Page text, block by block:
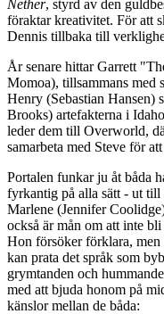
Nether, styrd av den
föraktar kreativitet. För att
Dennis tillbaka till
År senare hittar Garrett
Momoa), tillsammans med
Henry (Sebastian Hansen)
Brooks) artefakterna i
leder dem till Overworld,
samarbeta med Steve för
Portalen funkar ju åt båda
fyrkantig på alla sätt - ut
Marlene (Jennifer
också är mån om att inte
Hon försöker förklara,
kan prata det språk som
grymtanden och
med att bjuda honom på
känslor mellan de båda: